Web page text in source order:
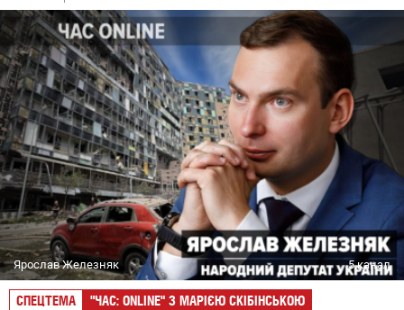
Ярослав Железняк 5 канал
СПЕЦТЕМА "ЧАС: ONLINE" З МАРІЄЮ СКІБІНСЬКОЮ